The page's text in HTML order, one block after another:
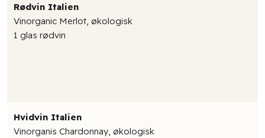
Rødvin Italien
Vinorganic Merlot, økologisk
1 glas rødvin
Hvidvin Italien
Vinorganis Chardonnay, økologisk